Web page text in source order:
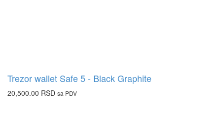
Trezor wallet Safe 5 - Black Graphite
20,500.00 RSD sa PDV